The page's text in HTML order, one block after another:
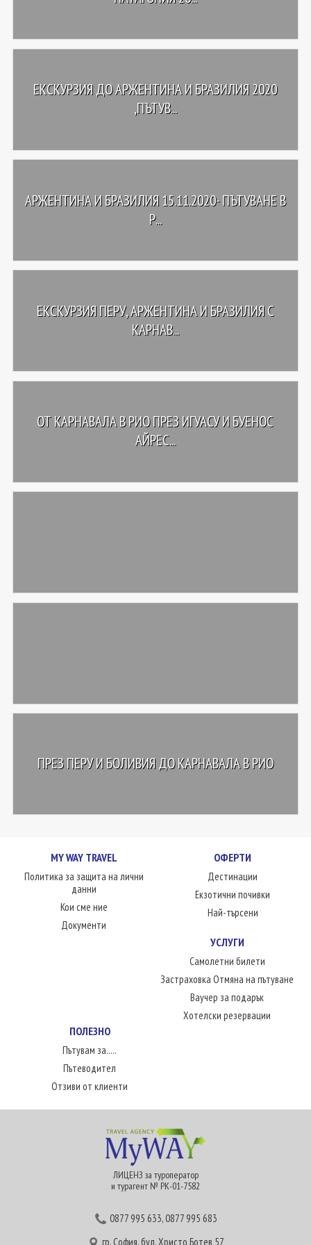
ЕКСКУРЗИЯ ДО АРЖЕНТИНА И БРАЗИЛИЯ 2020
,ПЪТУВ...
АРЖЕНТИНА И БРАЗИЛИЯ 15.11.2020- ПЪТУВАНЕ В
Р...
ЕКСКУРЗИЯ ПЕРУ, АРЖЕНТИНА И БРАЗИЛИЯ С
КАРНАВ...
ОТ КАРНАВАЛА В РИО ПРЕЗ ИГУАСУ И БУЕНОС
АЙРЕС...
ПРЕЗ ПЕРУ И БОЛИВИЯ ДО КАРНАВАЛА В РИО
MY WAY TRAVEL
Политика за защита на лични
данни
Кои сме ние
Документи
ОФЕРТИ
Дестинации
Екзотични почивки
Най-търсени
УСЛУГИ
Самолетни билети
Застраховка Отмяна на пътуване
Ваучер за подарък
Хотелски резервации
ПОЛЕЗНО
Пътувам за.....
Пътеводител
Отзиви от клиенти
ЛИЦЕНЗ за туроператор
и турагент № РК-01-7582
0877 995 633,0877 995 683
гр. София, бул. Христо Ботев 57